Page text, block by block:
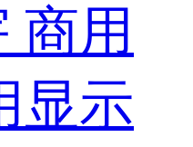
商用
显示